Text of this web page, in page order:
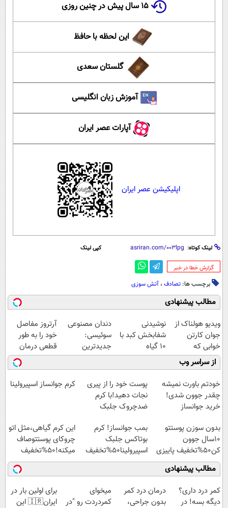
۱۵ سال پیش در چنین روزی
این لحظه با حافظ
گلستان سعدی
آموزش زبان انگلیسی
آپارات عصر ایران
اپلیکیشن عصر ایران
لینک کوتاه: کپی لینک
‌گزارش خطا در خبر
برچسب ها: تصادف ، آتش سوزی
مطالب پیشنهادی
ویدیو هولناک از
جوان کارتن
خوابی که
میلیاردر شد.
آموزش رایگان
نوشیدنی
شفابخش کبد با
10 گیاه
موثر(تخفیف تا
امشب)
دندان مصنوعی
سوئیسی:
جدیدترین
فناوری اروپا،
سبک و مقاوم |
پرداخت قسطی
آرتروز مفاصل
خود را به طور
قطعی درمان
کنید!
◗پرسش‌نامه◖
از سراسر وب
خودتم باورت نمیشه
چقدر جوون شدی!
خرید جوانساز
ویژه
پوست خود را از پیری
نجات دهید!با کرم
ضدچروک جلبک
کرم جوانساز اسپیرولینا
بدون سوزن پوستتو
10سال جوون
کن50%تخفیف پاییزی
بمب جوانساز! کرم
بوتاکس جلبک
اسپیرولینا50%تخفیف
این کرم گیاهی،مثل اتو
چروکای پوستتوصاف
میکنه!50%تخفیف
مطالب پیشنهادی
کمر درد داری؟
دیگه بسه! در
درمان درد کمر
بدون جراحی،
میخوای
کمردردت رو "در
برای اولین بار در
ایران🇮🇷 این